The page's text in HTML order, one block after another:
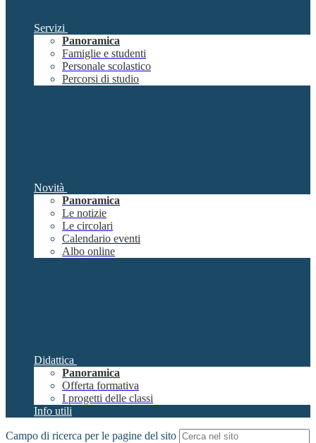
Servizi
Panoramica
Famiglie e studenti
Personale scolastico
Percorsi di studio
Novità
Panoramica
Le notizie
Le circolari
Calendario eventi
Albo online
Didattica
Panoramica
Offerta formativa
I progetti delle classi
Info utili
Campo di ricerca per le pagine del sito